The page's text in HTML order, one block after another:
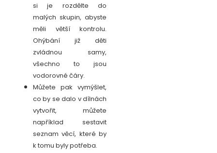
si je rozdělte do
malých skupin, abyste
měli větší kontrolu.
Ohýbání již děti
zvládnou samy,
všechno to jsou
vodorovné čáry.
Můžete pak vymýšlet,
co by se dalo v dílnách
vytvořit, můžete
například sestavit
seznam věcí, které by
k tomu byly potřeba.